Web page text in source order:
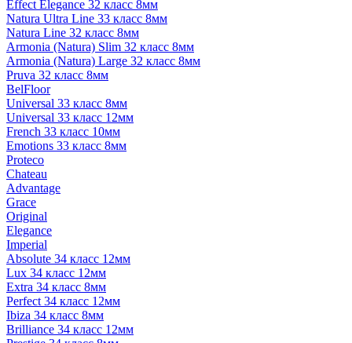
Effect Elegance 32 класс 8мм
Natura Ultra Line 33 класс 8мм
Natura Line 32 класс 8мм
Armonia (Natura) Slim 32 класс 8мм
Armonia (Natura) Large 32 класс 8мм
Pruva 32 класс 8мм
BelFloor
Universal 33 класс 8мм
Universal 33 класс 12мм
French 33 класс 10мм
Emotions 33 класс 8мм
Proteco
Chateau
Advantage
Grace
Original
Elegance
Imperial
Absolute 34 класс 12мм
Lux 34 класс 12мм
Extra 34 класс 8мм
Perfect 34 класс 12мм
Ibiza 34 класс 8мм
Brilliance 34 класс 12мм